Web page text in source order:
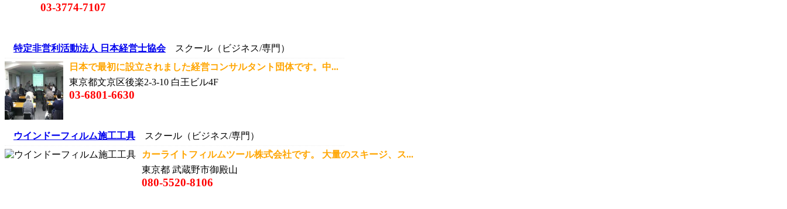
03-3774-7107
特定非営利活動法人 日本経営士協会スクール（ビジネス/専門）
日本で最初に設立されました経営コンサルタント団体です。中...
東京都文京区後楽2-3-10 白王ビル4F
03-6801-6630
ウインドーフィルム施工工具 スクール（ビジネス/専門）
カーライトフィルムツール株式会社です。 大量のスキージ、ス...
東京都 武蔵野市御殿山
080-5520-8106